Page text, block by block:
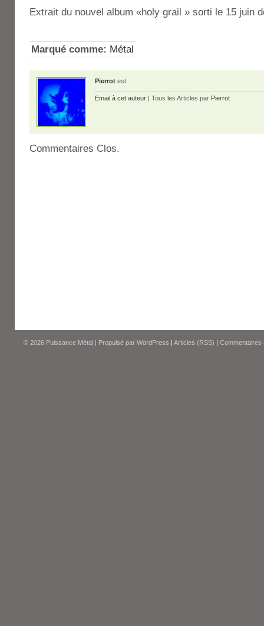
Extrait du nouvel album «holy grail » sorti le 15 juin
Marqué comme: Métal
Pierrot est
Email à cet auteur | Tous les Articles par Pierrot
Commentaires Clos.
© 2026 Puissance Métal | Propulsé par WordPress | Articles (RSS) | Commentaires